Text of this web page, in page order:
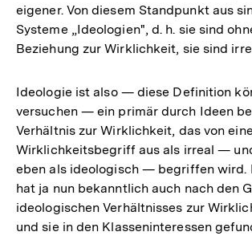
eigener. Von diesem Standpunkt aus
Systeme „Ideologien", d. h. sie sind
Beziehung zur Wirklichkeit, sie sind
Ideologie ist also — diese Definition
versuchen — ein primär durch Ideen
Verhältnis zur Wirklichkeit, das von
Wirklichkeitsbegriff aus als irreal —
eben als ideologisch — begriffen wird.
hat ja nun bekanntlich auch nach den
ideologischen Verhältnisses zur
und sie in den Klasseninteressen